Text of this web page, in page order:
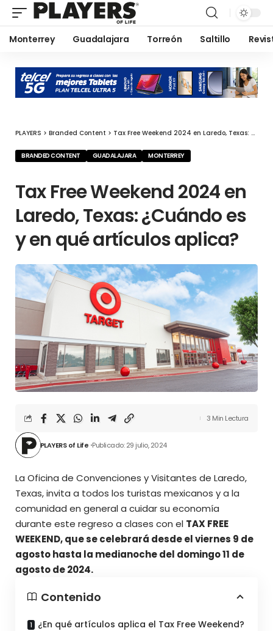
Monterrey Guadalajara Torreón Saltillo
PLAYERS > Branded Content > Tax Free Weekend 2024 en Laredo, Texas: ¿Cuándo es y en qué artículos aplica?
BRANDED CONTENT GUADALAJARA MONTERREY
Tax Free Weekend 2024 en
Laredo, Texas: ¿Cuándo es
y en qué artículos aplica?
PLAYERS of Life Publicado: 29 julio, 2024
3 Min Lectura
La Oficina de Convenciones y Visitantes de Laredo,
Texas, invita a todos los turistas mexicanos y a la
comunidad en general a cuidar su economía
durante este regreso a clases con el TAX FREE
WEEKEND, que se celebrará desde el viernes 9 de
agosto hasta la medianoche del domingo 11 de
agosto de 2024.
Contenido
¿En qué artículos aplica el Tax Free Weekend?